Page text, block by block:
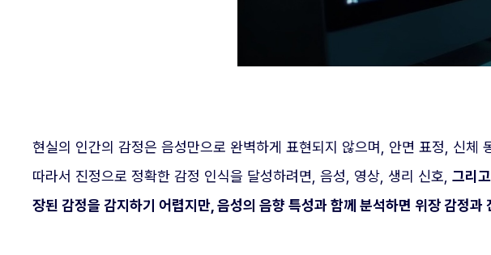
현실의 인간의 감정은 음성만으로 완벽하게 표현되지 않으며, 안면 표정, 신
따라서 진정으로 정확한 감정 인식을 달성하려면, 음성, 영상, 생리 신호, 그리
장된 감정을 감지하기 어렵지만, 음성의 음향 특성과 함께 분석하면 위장 감정